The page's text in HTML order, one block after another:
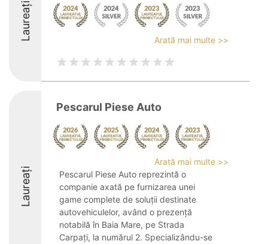
Laureați Arată mai multe >>
Laureați
Pescarul Piese Auto
Arată mai multe >>
Pescarul Piese Auto reprezintă o
companie axată pe furnizarea unei
game complete de soluții destinate
autovehiculelor, având o prezență
notabilă în Baia Mare, pe Strada
Carpați, la numărul 2. Specializându-se